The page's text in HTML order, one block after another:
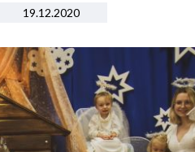
19.12.2020